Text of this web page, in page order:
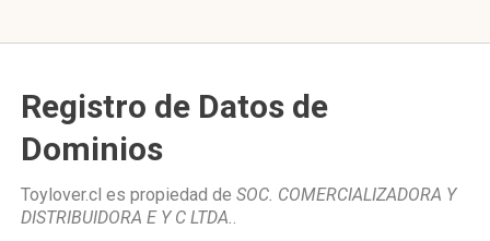
Registro de Datos de
Dominios
Toylover.cl es propiedad de SOC. COMERCIALIZADORA Y
DISTRIBUIDORA E Y C LTDA..